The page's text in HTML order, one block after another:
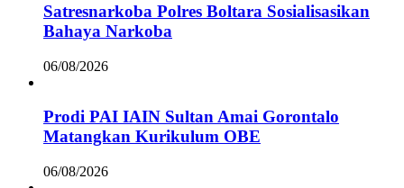
Satresnarkoba Polres Boltara Sosialisasikan
Bahaya Narkoba
06/08/2026
Prodi PAI IAIN Sultan Amai Gorontalo
Matangkan Kurikulum OBE
06/08/2026